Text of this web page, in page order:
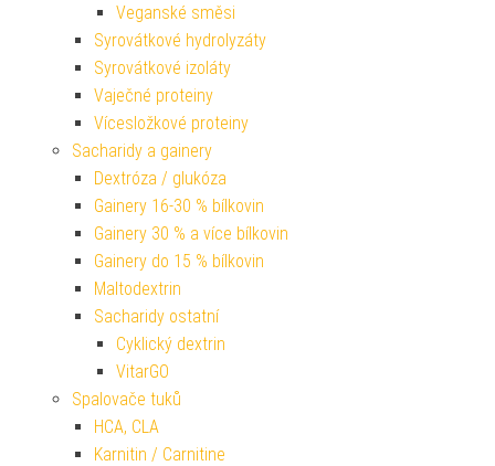
Veganské směsi
Syrovátkové hydrolyzáty
Syrovátkové izoláty
Vaječné proteiny
Vícesložkové proteiny
Sacharidy a gainery
Dextróza / glukóza
Gainery 16-30 % bílkovin
Gainery 30 % a více bílkovin
Gainery do 15 % bílkovin
Maltodextrin
Sacharidy ostatní
Cyklický dextrin
VitarGO
Spalovače tuků
HCA, CLA
Karnitin / Carnitine